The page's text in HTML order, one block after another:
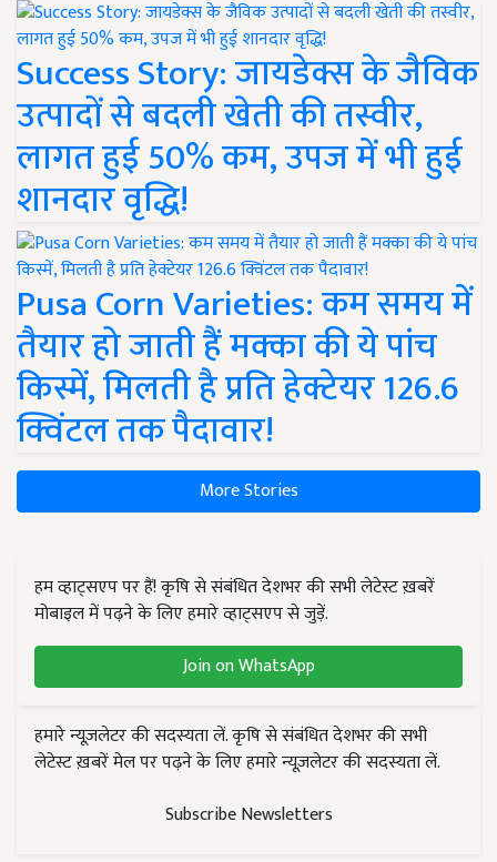
Success Story: जायडेक्स के जैविक
उत्पादों से बदली खेती की तस्वीर,
लागत हुई 50% कम, उपज में भी हुई
शानदार वृद्धि!
Pusa Corn Varieties: कम समय में
तैयार हो जाती हैं मक्का की ये पांच
किस्में, मिलती है प्रति हेक्टेयर 126.6
क्विंटल तक पैदावार!
More Stories
हम व्हाट्सएप पर हैं! कृषि से संबंधित देशभर की सभी लेटेस्ट ख़बरें
मोबाइल में पढ़ने के लिए हमारे व्हाट्सएप से जुड़ें.
Join on WhatsApp
हमारे न्यूज़लेटर की सदस्यता लें. कृषि से संबंधित देशभर की सभी
लेटेस्ट ख़बरें मेल पर पढ़ने के लिए हमारे न्यूज़लेटर की सदस्यता लें.
Subscribe Newsletters